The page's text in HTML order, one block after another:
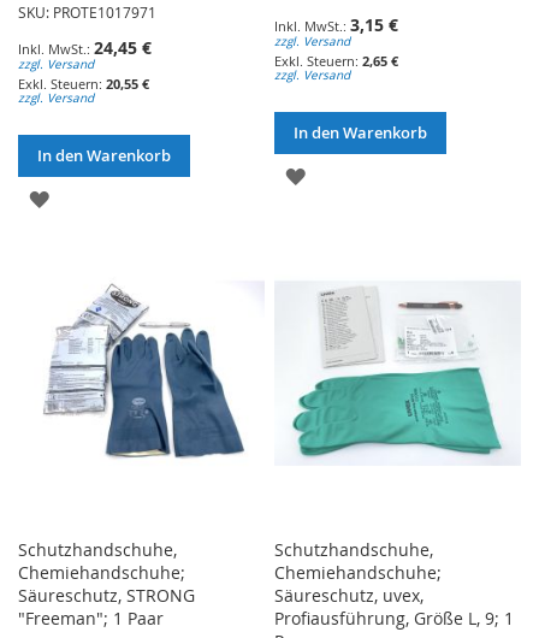
SKU: PROTE1017971
24,45 €
zzgl. Versand
20,55 €
zzgl. Versand
In den Warenkorb
ZUR
HINZUFÜGEN
3,15 €
zzgl. Versand
2,65 €
zzgl. Versand
In den Warenkorb
ZUR
Schutzhandschuhe,
Chemiehandschuhe;
Säureschutz, STRONG
"Freeman"; 1 Paar
Schutzhandschuhe,
Chemiehandschuhe;
Säureschutz, uvex,
Profiausführung, Größe L, 9; 1